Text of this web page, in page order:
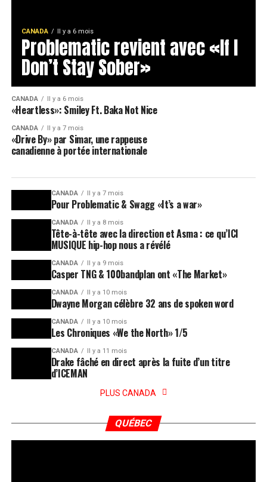
CANADA Il y a 6 mois
Problematic revient avec «If I
Don’t Stay Sober»
CANADA Il y a 6 mois
«Heartless»: Smiley Ft. Baka Not Nice
CANADA Il y a 7 mois
«Drive By» par Simar, une rappeuse
canadienne à portée internationale
CANADA Il y a 7 mois
Pour Problematic & Swagg «It’s a war»
CANADA Il y a 8 mois
Tête-à-tête avec la direction et Asma : ce qu’ICI
MUSIQUE hip-hop nous a révélé
CANADA Il y a 9 mois
Casper TNG & 100bandplan ont «The Market»
CANADA Il y a 10 mois
Dwayne Morgan célèbre 32 ans de spoken word
CANADA Il y a 10 mois
Les Chroniques «We the North» 1/5
CANADA Il y a 11 mois
Drake fâché en direct après la fuite d’un titre
d’ICEMAN
PLUS CANADA
QUÉBEC